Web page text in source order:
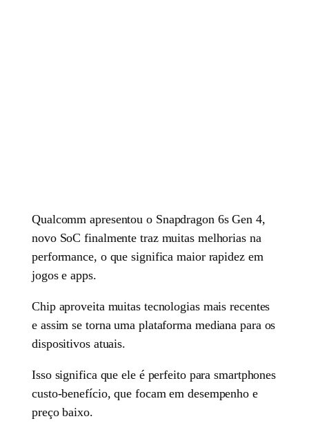
Qualcomm apresentou o Snapdragon 6s Gen 4,
novo SoC finalmente traz muitas melhorias na
performance, o que significa maior rapidez em
jogos e apps.
Chip aproveita muitas tecnologias mais recentes
e assim se torna uma plataforma mediana para os
dispositivos atuais.
Isso significa que ele é perfeito para smartphones
custo-benefício, que focam em desempenho e
preço baixo.